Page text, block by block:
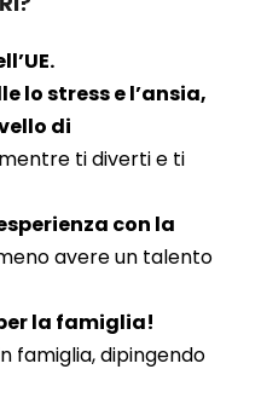
lo stress e l’ansia,
di
mentre ti diverti e ti
con la
avere un talento
la famiglia!
famiglia, dipingendo